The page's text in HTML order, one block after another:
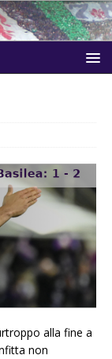
alla fine a
non